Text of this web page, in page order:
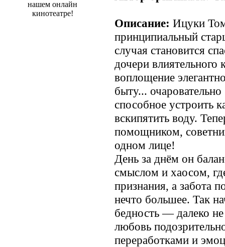
нашем онлайн
кинотеатре!
Описание: Ицуки
принципиальный
случая становится
дочери влиятельного
воплощение
быту...
способное устроить
вскипятить воду.
помощником,
одном лице!
День за днём он
смыслом и хаосом,
признания, а забота
нечто большее. Так
бедность — далеко
любовь
переработками и